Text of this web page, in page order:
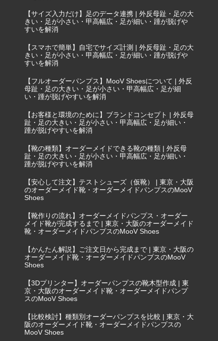
【サイズ入力だけ】足のデータ連携 | 外反母趾・足の大
きい・足が小さい・甲高幅広・足が細い・踵が脱げや
すいを解消
【スマホで簡単】自宅でサイズ計測 | 外反母趾・足の大
きい・足が小さい・甲高幅広・足が細い・踵が脱げや
すいを解消
【フルオーダーパンプス】MooV Shoesについて | 外反
母趾・足の大きい・足が小さい・甲高幅広・足が細
い・踵が脱げやすいを解消
【お客様と環境のために】ブランドコンセプト | 外反母
趾・足の大きい・足が小さい・甲高幅広・足が細い・
踵が脱げやすいを解消
【靴の種類】オーダーメイドできる靴の種類 | 外反母
趾・足の大きい・足が小さい・甲高幅広・足が細い・
踵が脱げやすいを解消
【安心して注文】テストシューズ（仮靴） | 東京・大阪
のオーダーメイド靴・オーダーメイドパンプスのMooV
Shoes
【靴作りの流れ】オーダーメイドパンプス・オーダー
メイド靴が完成するまで | 東京・大阪のオーダーメイド
靴・オーダーメイドパンプスのMooV Shoes
【かんたん解説】ご注文日から完成まで | 東京・大阪の
オーダーメイド靴・オーダーメイドパンプスのMooV
Shoes
【3Dプリンター】オーダーパンプスの靴木型作成 | 東
京・大阪のオーダーメイド靴・オーダーメイドパンプ
スのMooV Shoes
【比較検討】種類別オーダーパンプスを比較 | 東京・大
阪のオーダーメイド靴・オーダーメイドパンプスの
MooV Shoes